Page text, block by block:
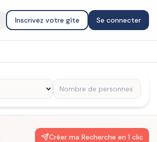
Inscrivez votre gîte Se connecter
Créer ma Recherche en 1 clic